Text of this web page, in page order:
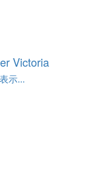
Victoria
示...